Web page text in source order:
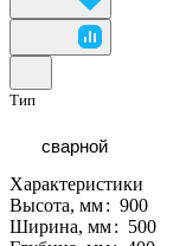
Тип
сварной
Характеристики
Высота, мм: 900
Ширина, мм: 500